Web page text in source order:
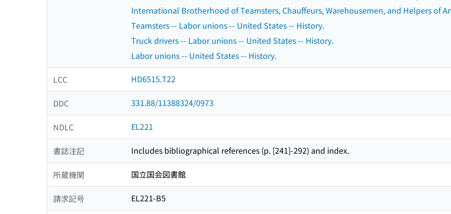
International Brotherhood of Teamsters, Chauffeurs, Warehousemen, and Helpers of
Teamsters -- Labor unions -- United States -- History.
Truck drivers -- Labor unions -- United States -- History.
Labor unions -- United States -- History.
LCC HD6515.T22
DDC 331.88/11388324/0973
NDLC EL221
書誌注記 Includes bibliographical references (p. [241]-292) and index.
所蔵機関 国立国会図書館
請求記号
EL221-B5